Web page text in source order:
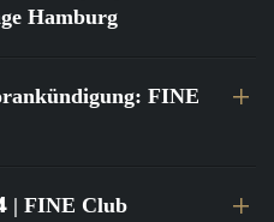
Hamburg
FINE
| FINE Club